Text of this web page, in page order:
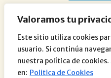
Valoramos tu
Este sitio utiliza cookies
usuario. Si continúa
nuestra política de
en: Politica de Cookies